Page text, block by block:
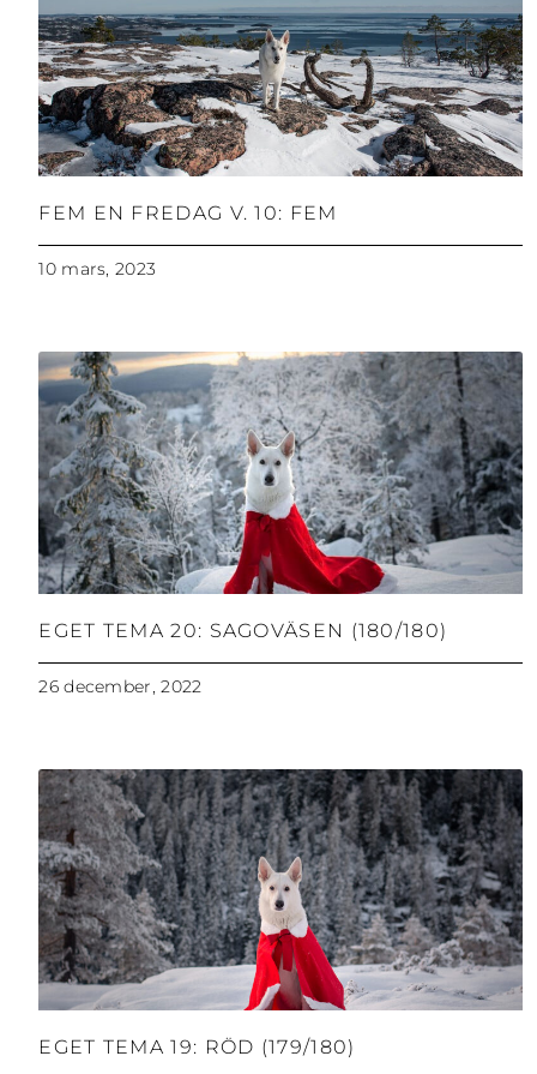
FEM EN FREDAG V. 10: FEM
10 mars, 2023
EGET TEMA 20: SAGOVÄSEN (180/180)
26 december, 2022
EGET TEMA 19: RÖD (179/180)